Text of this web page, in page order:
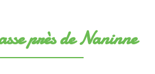
près de Naninne